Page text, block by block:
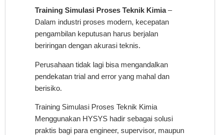
Training Simulasi Proses Teknik Kimia–
Dalam industri proses modern, kecepatan
pengambilan keputusan harus berjalan
beriringan dengan akurasi teknis.
Perusahaan tidak lagi bisa mengandalkan
pendekatan trial and error yang mahal dan
berisiko.
Training Simulasi Proses Teknik Kimia
Menggunakan HYSYS hadir sebagai solusi
praktis bagi para engineer, supervisor, maupun